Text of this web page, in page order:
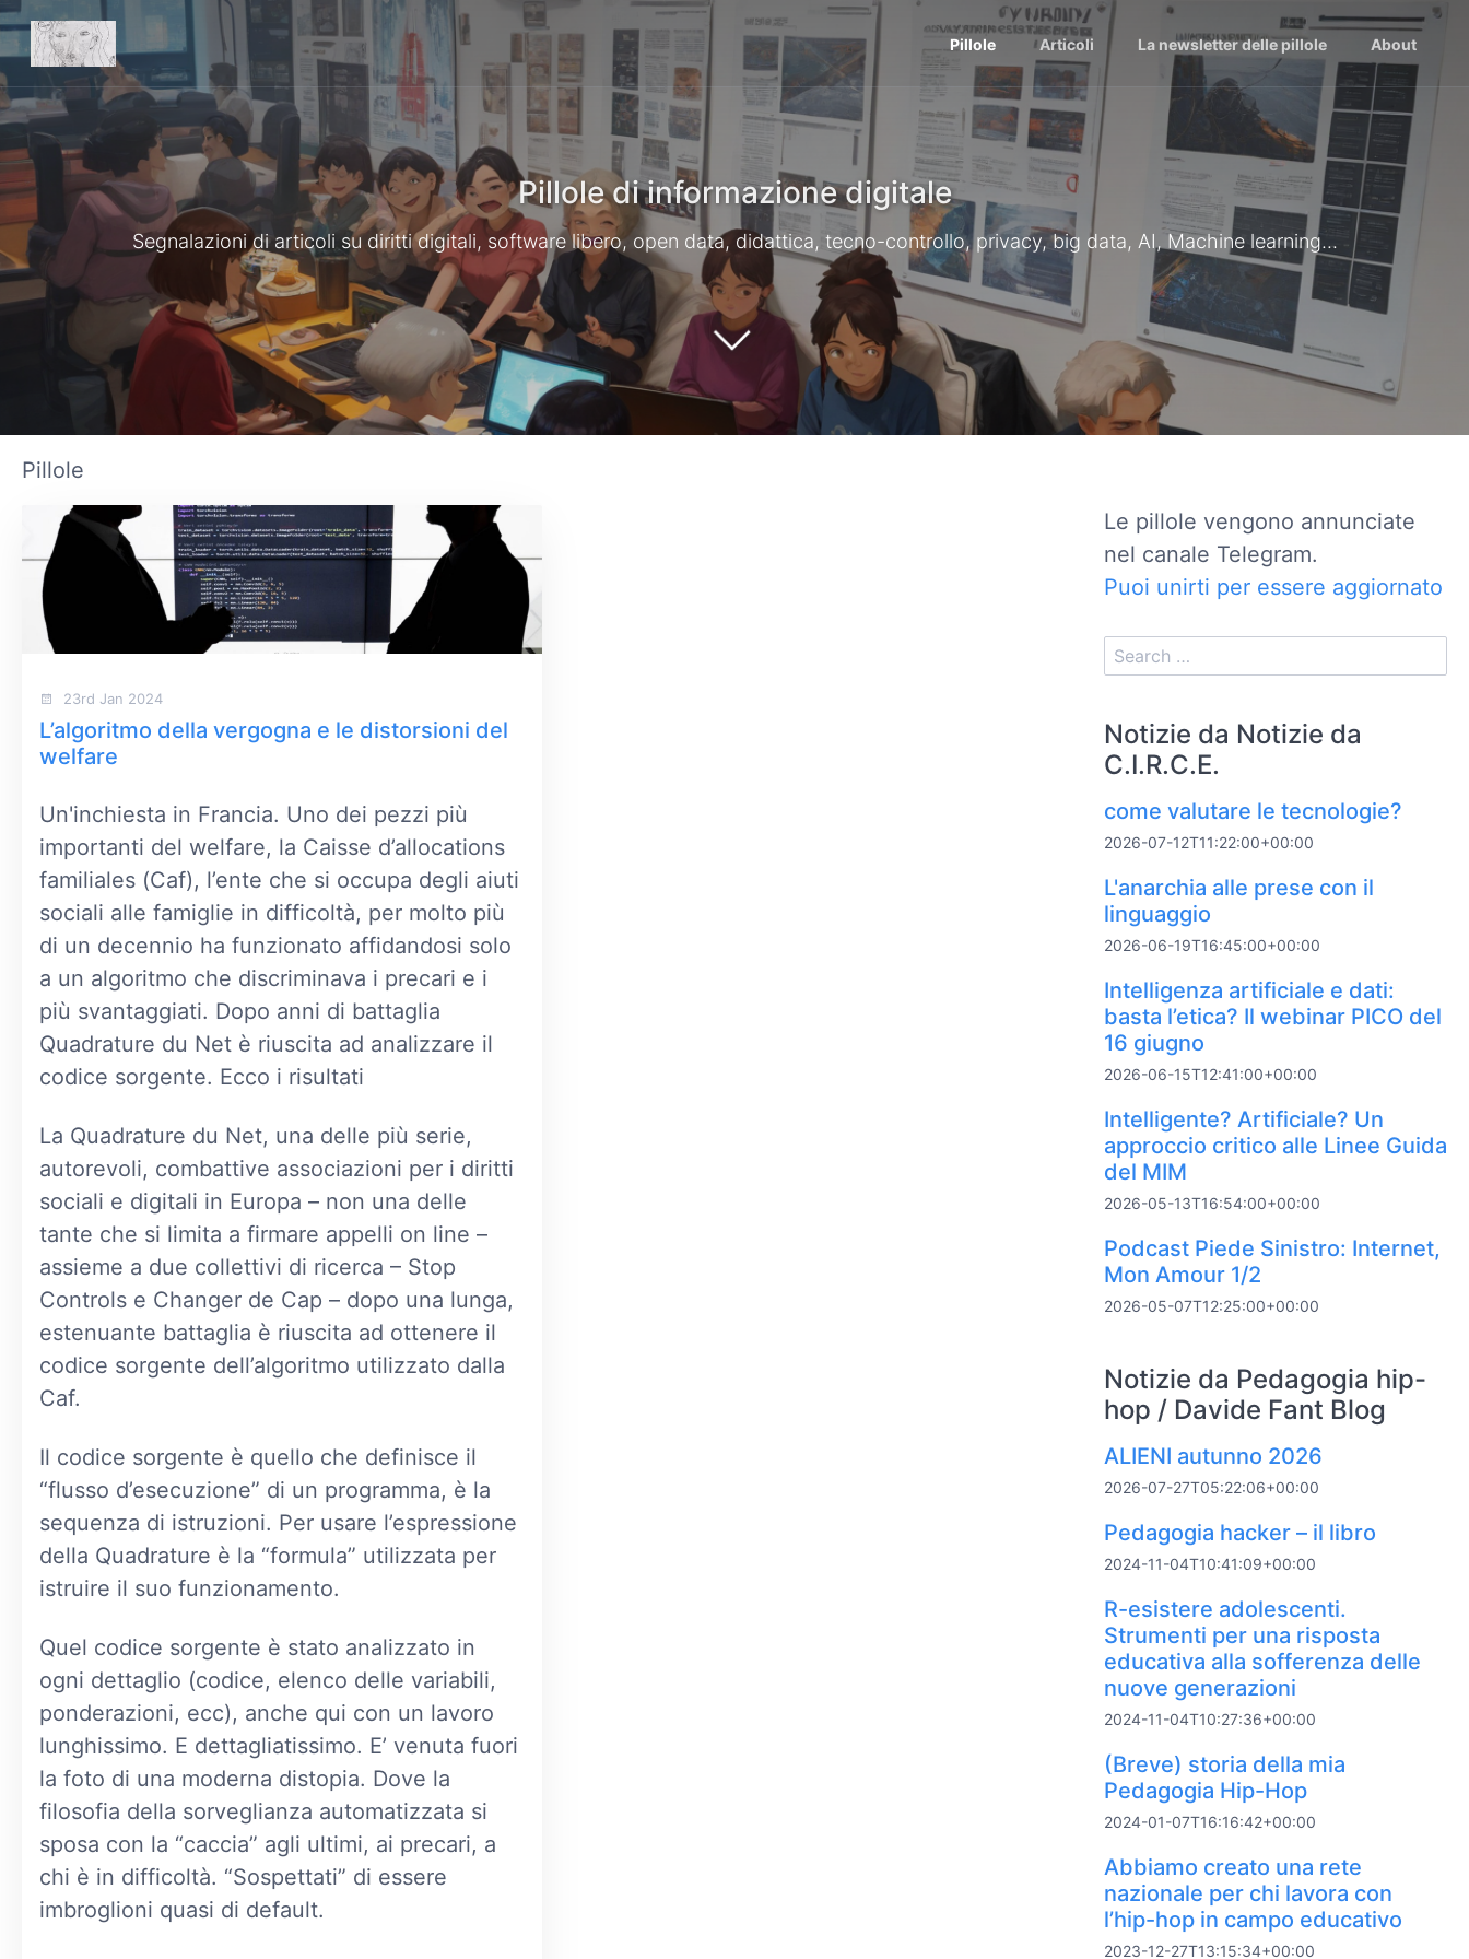
Pillole Articoli La newsletter delle pillole About
Pillole di informazione digitale
Segnalazioni di articoli su diritti digitali, software libero, open data, didattica, tecno-controllo, privacy, big data, AI, Machine learning...
Pillole
23rd Jan 2024
L’algoritmo della vergogna e le distorsioni del
welfare
Un'inchiesta in Francia. Uno dei pezzi più
importanti del welfare, la Caisse d’allocations
familiales (Caf), l’ente che si occupa degli aiuti
sociali alle famiglie in difficoltà, per molto più
di un decennio ha funzionato affidandosi solo
a un algoritmo che discriminava i precari e i
più svantaggiati. Dopo anni di battaglia
Quadrature du Net è riuscita ad analizzare il
codice sorgente. Ecco i risultati
La Quadrature du Net, una delle più serie,
autorevoli, combattive associazioni per i diritti
sociali e digitali in Europa – non una delle
tante che si limita a firmare appelli on line –
assieme a due collettivi di ricerca – Stop
Controls e Changer de Cap – dopo una lunga,
estenuante battaglia è riuscita ad ottenere il
codice sorgente dell’algoritmo utilizzato dalla
Caf.
Il codice sorgente è quello che definisce il
“flusso d’esecuzione” di un programma, è la
sequenza di istruzioni. Per usare l’espressione
della Quadrature è la “formula” utilizzata per
istruire il suo funzionamento.
Quel codice sorgente è stato analizzato in
ogni dettaglio (codice, elenco delle variabili,
ponderazioni, ecc), anche qui con un lavoro
lunghissimo. E dettagliatissimo. E’ venuta fuori
la foto di una moderna distopia. Dove la
filosofia della sorveglianza automatizzata si
sposa con la “caccia” agli ultimi, ai precari, a
chi è in difficoltà. “Sospettati” di essere
imbroglioni quasi di default.
Le pillole vengono annunciate
nel canale Telegram.
Puoi unirti per essere aggiornato
Notizie da Notizie da
C.I.R.C.E.
come valutare le tecnologie?
2026-07-12T11:22:00+00:00
L'anarchia alle prese con il
linguaggio
2026-06-19T16:45:00+00:00
Intelligenza artificiale e dati:
basta l’etica? Il webinar PICO del
16 giugno
2026-06-15T12:41:00+00:00
Intelligente? Artificiale? Un
approccio critico alle Linee Guida
del MIM
2026-05-13T16:54:00+00:00
Podcast Piede Sinistro: Internet,
Mon Amour 1/2
2026-05-07T12:25:00+00:00
Notizie da Pedagogia hip-
hop / Davide Fant Blog
ALIENI autunno 2026
2026-07-27T05:22:06+00:00
Pedagogia hacker – il libro
2024-11-04T10:41:09+00:00
R-esistere adolescenti.
Strumenti per una risposta
educativa alla sofferenza delle
nuove generazioni
2024-11-04T10:27:36+00:00
(Breve) storia della mia
Pedagogia Hip-Hop
2024-01-07T16:16:42+00:00
Abbiamo creato una rete
nazionale per chi lavora con
l’hip-hop in campo educativo
2023-12-27T13:15:34+00:00